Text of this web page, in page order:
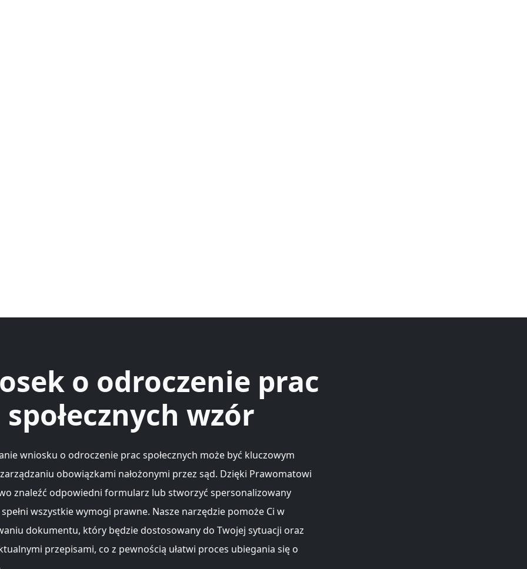
o odroczenie prac
społecznych wzór
wniosku o odroczenie prac społecznych może być kluczowym
obowiązkami nałożonymi przez sąd. Dzięki Prawomatowi
znaleźć odpowiedni formularz lub stworzyć spersonalizowany
wszystkie wymogi prawne. Nasze narzędzie pomoże Ci w
dokumentu, który będzie dostosowany do Twojej sytuacji oraz
przepisami, co z pewnością ułatwi proces ubiegania się o